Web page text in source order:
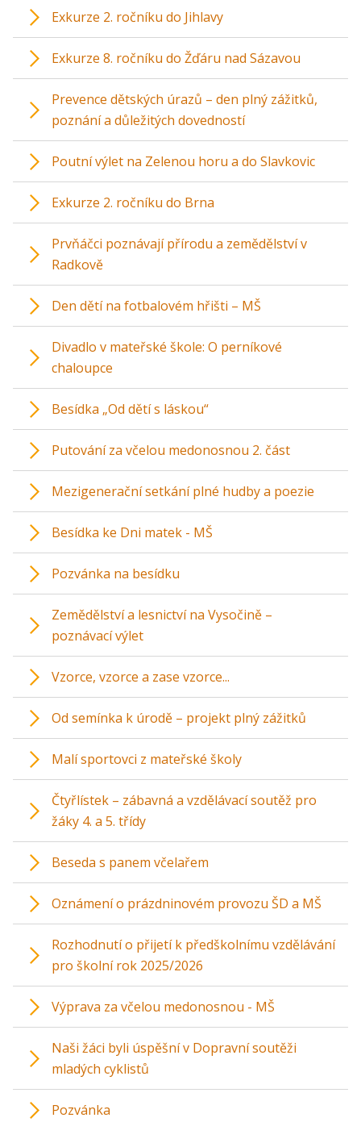
Exkurze 2. ročníku do Jihlavy
Exkurze 8. ročníku do Žďáru nad Sázavou
Prevence dětských úrazů – den plný zážitků,
poznání a důležitých dovedností
Poutní výlet na Zelenou horu a do Slavkovic
Exkurze 2. ročníku do Brna
Prvňáčci poznávají přírodu a zemědělství v
Radkově
Den dětí na fotbalovém hřišti – MŠ
Divadlo v mateřské škole: O perníkové
chaloupce
Besídka „Od dětí s láskou“
Putování za včelou medonosnou 2. část
Mezigenerační setkání plné hudby a poezie
Besídka ke Dni matek - MŠ
Pozvánka na besídku
Zemědělství a lesnictví na Vysočině –
poznávací výlet
Vzorce, vzorce a zase vzorce...
Od semínka k úrodě – projekt plný zážitků
Malí sportovci z mateřské školy
Čtyřlístek – zábavná a vzdělávací soutěž pro
žáky 4. a 5. třídy
Beseda s panem včelařem
Oznámení o prázdninovém provozu ŠD a MŠ
Rozhodnutí o přijetí k předškolnímu vzdělávání
pro školní rok 2025/2026
Výprava za včelou medonosnou - MŠ
Naši žáci byli úspěšní v Dopravní soutěži
mladých cyklistů
Pozvánka